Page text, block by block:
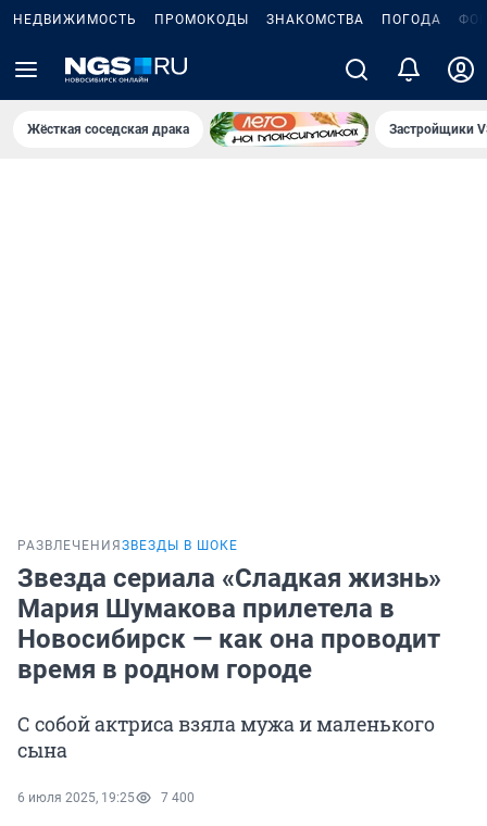
НЕДВИЖИМОСТЬ ПРОМОКОДЫ ЗНАКОМСТВА ПОГОДА
Жёсткая соседская драка Застройщики
РАЗВЛЕЧЕНИЯ ЗВЕЗДЫ В ШОКЕ
Звезда сериала «Сладкая жизнь»
Мария Шумакова прилетела в
Новосибирск — как она проводит
время в родном городе
С собой актриса взяла мужа и маленького
сына
6 июля 2025, 19:25 7 400